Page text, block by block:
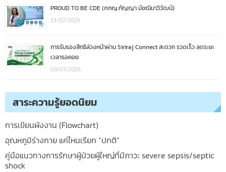
PROUD TO BE CDE (ภกญ.กัญญา มัชฌิมาวิวัฒน์)
23/07/2026
การรับรองสิทธิล่วงหน้าผ่าน Siriraj Connect สะดวก รวดเร็ว ลดระยะ
เวลารอคอย
09/07/2026
สาระความรู้ยอดนิยม
การเขียนผังงาน (Flowchart)
อุณหภูมิร่างกาย แค่ไหนเรียก “ปกติ”
คู่มือแนวทางการรักษาผู้ป่วยผู้ใหญ่ที่มีภาวะ severe sepsis/septic
shock